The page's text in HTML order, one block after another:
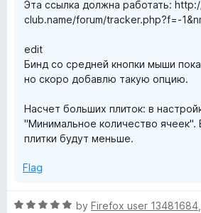
Эта ссылка должна работать:
club.name/forum/tracker.php?f=-
edit
Бинд со средней кнопки мыши пока
но скоро добавлю такую опцию.
Насчет больших плиток: в
"Минимальное количество
плитки будут меньше.
Flag
R
by Firefox user 13481684